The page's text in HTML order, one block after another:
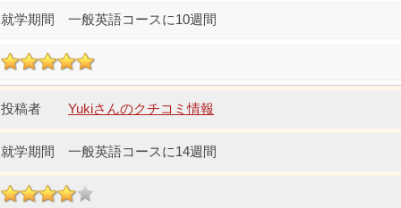
一般英語コースに10週間
Yukiさんのクチコミ情報
一般英語コースに14週間